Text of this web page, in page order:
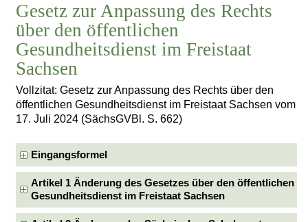
Gesetz zur Anpassung des Rechts
über den öffentlichen
Gesundheitsdienst im Freistaat
Sachsen
Vollzitat: Gesetz zur Anpassung des Rechts über den
öffentlichen Gesundheitsdienst im Freistaat Sachsen vom
17. Juli 2024 (SächsGVBl. S. 662)
Eingangsformel
Artikel 1 Änderung des Gesetzes über den öffentlichen
Gesundheitsdienst im Freistaat Sachsen